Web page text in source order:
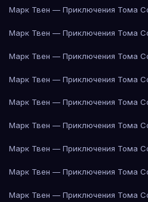
Марк Твен — Приключения Тома
Марк Твен — Приключения Тома
Марк Твен — Приключения Тома
Марк Твен — Приключения Тома
Марк Твен — Приключения Тома
Марк Твен — Приключения Тома
Марк Твен — Приключения Тома
Марк Твен — Приключения Тома
Марк Твен — Приключения Тома